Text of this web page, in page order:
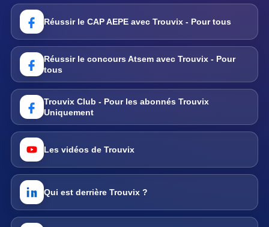
Réussir le CAP AEPE avec Trouvix - Pour tous
Réussir le concours Atsem avec Trouvix - Pour
tous
Trouvix Club - Pour les abonnés Trouvix
Uniquement
Les vidéos de Trouvix
Qui est derrière Trouvix ?